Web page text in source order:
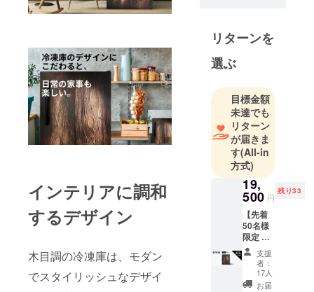
インテリアに調和
するデザイン
木目調の冷凍庫は、モダン
でスタイリッシュなデザイ
リターンを
選ぶ
目標金額
未達でも
リターン
が届きま
す(All-in
方式)
19,
500 円
残り33
【先着
50名様
限定 超
早割
61%OF
F】 先
行割引
支援
者：
17人
お届